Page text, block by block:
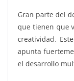
Gran parte del
que tienen que
creatividad.
apunta
el desarrollo